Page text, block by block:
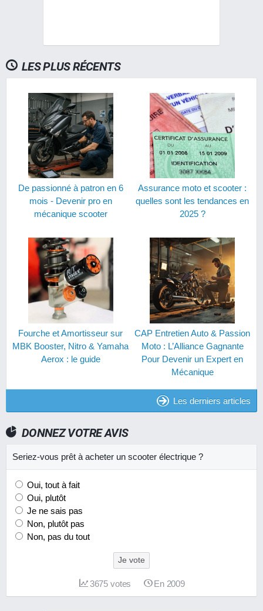
LES PLUS RÉCENTS
De passionné à patron en 6
mois - Devenir pro en
mécanique scooter
Assurance moto et scooter :
quelles sont les tendances en
2025 ?
Fourche et Amortisseur sur
MBK Booster, Nitro & Yamaha
Aerox : le guide
CAP Entretien Auto & Passion
Moto : L’Alliance Gagnante
Pour Devenir un Expert en
Mécanique
Les derniers articles
DONNEZ VOTRE AVIS
Seriez-vous prêt à acheter un scooter électrique ?
Oui, tout à fait
Oui, plutôt
Je ne sais pas
Non, plutôt pas
Non, pas du tout
Je vote
3675 votes En 2009